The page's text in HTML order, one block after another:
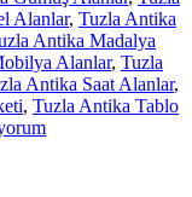
Alanlar, Tuzla Antika
Antika Madalya
Alanlar, Tuzla
Antika Saat Alanlar,
, Tuzla Antika Tablo